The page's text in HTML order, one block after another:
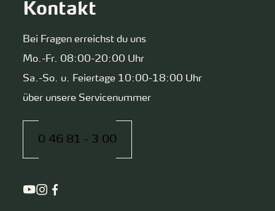
Kontakt
Bei Fragen erreichst du uns
Mo.-Fr. 08:00-20:00 Uhr
Sa.-So. u. Feiertage 10:00-18:00 Uhr
über unsere Servicenummer
0 46 81 - 3 00